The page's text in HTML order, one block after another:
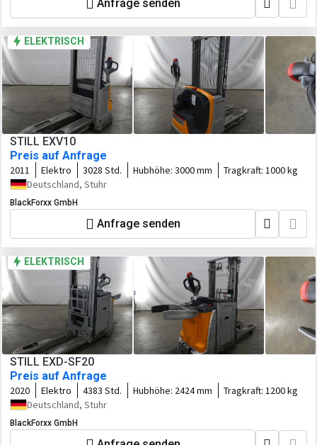
Anfrage senden
ELEKTRISCH
STILL EXV10
Preis auf Anfrage
2011 Elektro 3028 Std. Hubhöhe: 3000 mm Tragkraft: 1000 kg
Deutschland, Stuhr
BlackForxx GmbH
Anfrage senden
ELEKTRISCH
STILL EXD-SF20
Preis auf Anfrage
2020 Elektro 4383 Std. Hubhöhe: 2424 mm Tragkraft: 1200 kg
Deutschland, Stuhr
BlackForxx GmbH